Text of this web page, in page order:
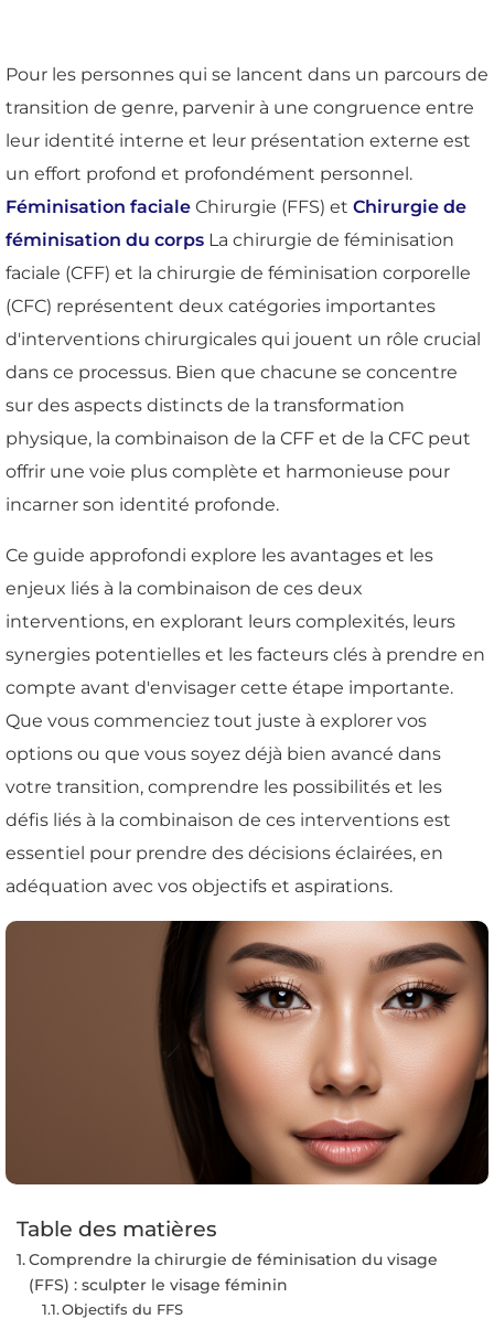
Pour les personnes qui se lancent dans un parcours de
transition de genre, parvenir à une congruence entre
leur identité interne et leur présentation externe est
un effort profond et profondément personnel.
Féminisation faciale Chirurgie (FFS) et Chirurgie de
féminisation du corps La chirurgie de féminisation
faciale (CFF) et la chirurgie de féminisation corporelle
(CFC) représentent deux catégories importantes
d'interventions chirurgicales qui jouent un rôle crucial
dans ce processus. Bien que chacune se concentre
sur des aspects distincts de la transformation
physique, la combinaison de la CFF et de la CFC peut
offrir une voie plus complète et harmonieuse pour
incarner son identité profonde.
Ce guide approfondi explore les avantages et les
enjeux liés à la combinaison de ces deux
interventions, en explorant leurs complexités, leurs
synergies potentielles et les facteurs clés à prendre en
compte avant d'envisager cette étape importante.
Que vous commenciez tout juste à explorer vos
options ou que vous soyez déjà bien avancé dans
votre transition, comprendre les possibilités et les
défis liés à la combinaison de ces interventions est
essentiel pour prendre des décisions éclairées, en
adéquation avec vos objectifs et aspirations.
Table des matières
Comprendre la chirurgie de féminisation du visage
(FFS) : sculpter le visage féminin
Objectifs du FFS